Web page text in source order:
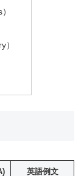
英語例文